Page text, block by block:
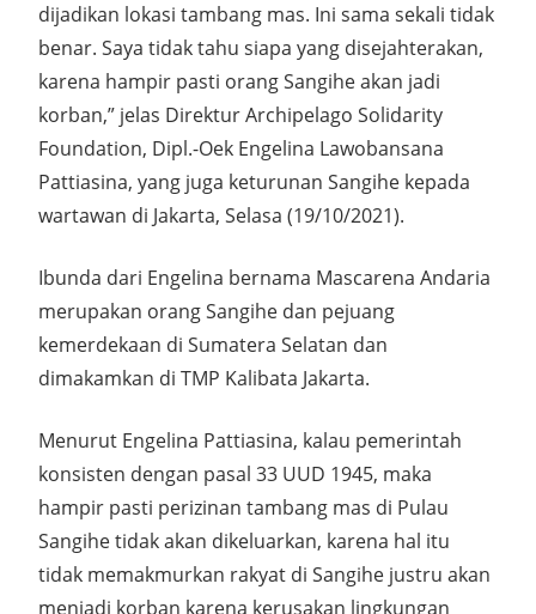
dijadikan lokasi tambang mas. Ini sama sekali tidak
benar. Saya tidak tahu siapa yang disejahterakan,
karena hampir pasti orang Sangihe akan jadi
korban,” jelas Direktur Archipelago Solidarity
Foundation, Dipl.-Oek Engelina Lawobansana
Pattiasina, yang juga keturunan Sangihe kepada
wartawan di Jakarta, Selasa (19/10/2021).
Ibunda dari Engelina bernama Mascarena Andaria
merupakan orang Sangihe dan pejuang
kemerdekaan di Sumatera Selatan dan
dimakamkan di TMP Kalibata Jakarta.
Menurut Engelina Pattiasina, kalau pemerintah
konsisten dengan pasal 33 UUD 1945, maka
hampir pasti perizinan tambang mas di Pulau
Sangihe tidak akan dikeluarkan, karena hal itu
tidak memakmurkan rakyat di Sangihe justru akan
menjadi korban karena kerusakan lingkungan